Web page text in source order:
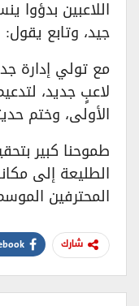
اللاعبين
جيد، وتابع يقول:
مع تولي إدارة
لاعبٍ جديد،
الأولى، وختم
طموحنا كبير
الطليعة إلى
المحترفين
شارك